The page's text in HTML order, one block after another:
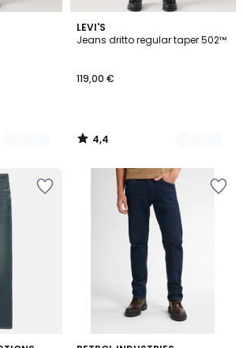
LEVI'S
Jeans dritto regular taper 502™
119,00 €
4,4
/ 5
2
Colori
4,4
/